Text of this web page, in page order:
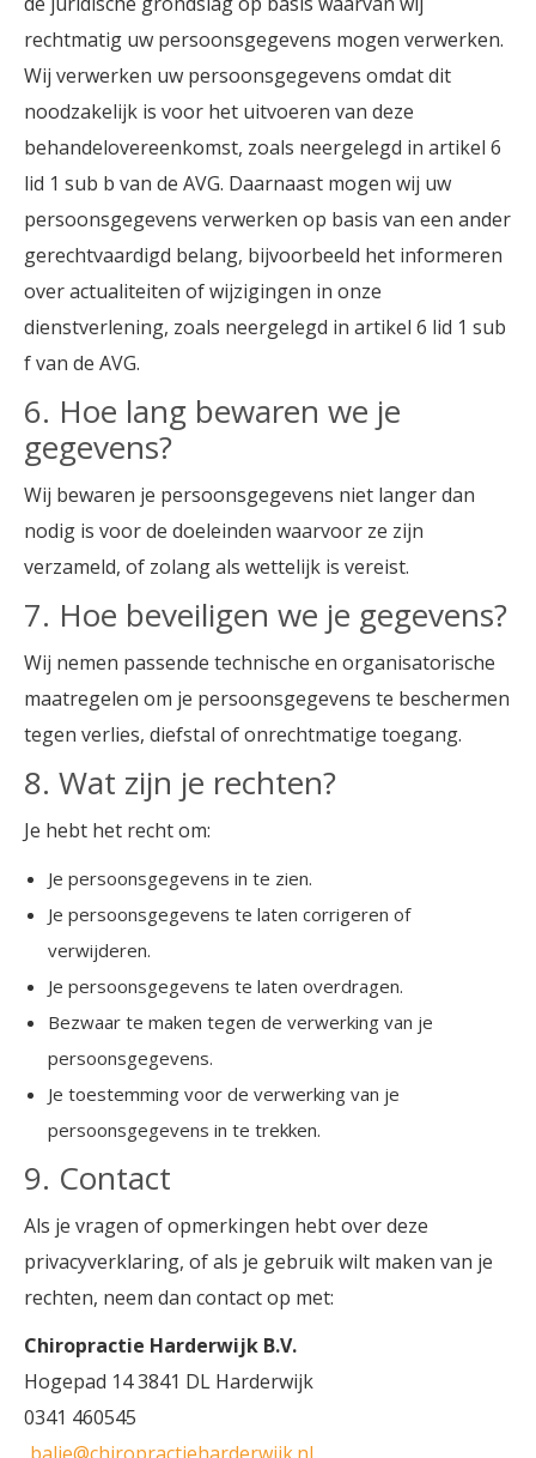
rechtmatig uw persoonsgegevens mogen verwerken.
Wij verwerken uw persoonsgegevens omdat dit
noodzakelijk is voor het uitvoeren van deze
behandelovereenkomst, zoals neergelegd in artikel 6
lid 1 sub b van de AVG. Daarnaast mogen wij uw
persoonsgegevens verwerken op basis van een ander
gerechtvaardigd belang, bijvoorbeeld het informeren
over actualiteiten of wijzigingen in onze
dienstverlening, zoals neergelegd in artikel 6 lid 1 sub
f van de AVG.
6. Hoe lang bewaren we je
gegevens?
Wij bewaren je persoonsgegevens niet langer dan
nodig is voor de doeleinden waarvoor ze zijn
verzameld, of zolang als wettelijk is vereist.
7. Hoe beveiligen we je gegevens?
Wij nemen passende technische en organisatorische
maatregelen om je persoonsgegevens te beschermen
tegen verlies, diefstal of onrechtmatige toegang.
8. Wat zijn je rechten?
Je hebt het recht om:
Je persoonsgegevens in te zien.
Je persoonsgegevens te laten corrigeren of
verwijderen.
Je persoonsgegevens te laten overdragen.
Bezwaar te maken tegen de verwerking van je
persoonsgegevens.
Je toestemming voor de verwerking van je
persoonsgegevens in te trekken.
9. Contact
Als je vragen of opmerkingen hebt over deze
privacyverklaring, of als je gebruik wilt maken van je
rechten, neem dan contact op met:
Chiropractie Harderwijk B.V.
Hogepad 14 3841 DL Harderwijk
0341 460545